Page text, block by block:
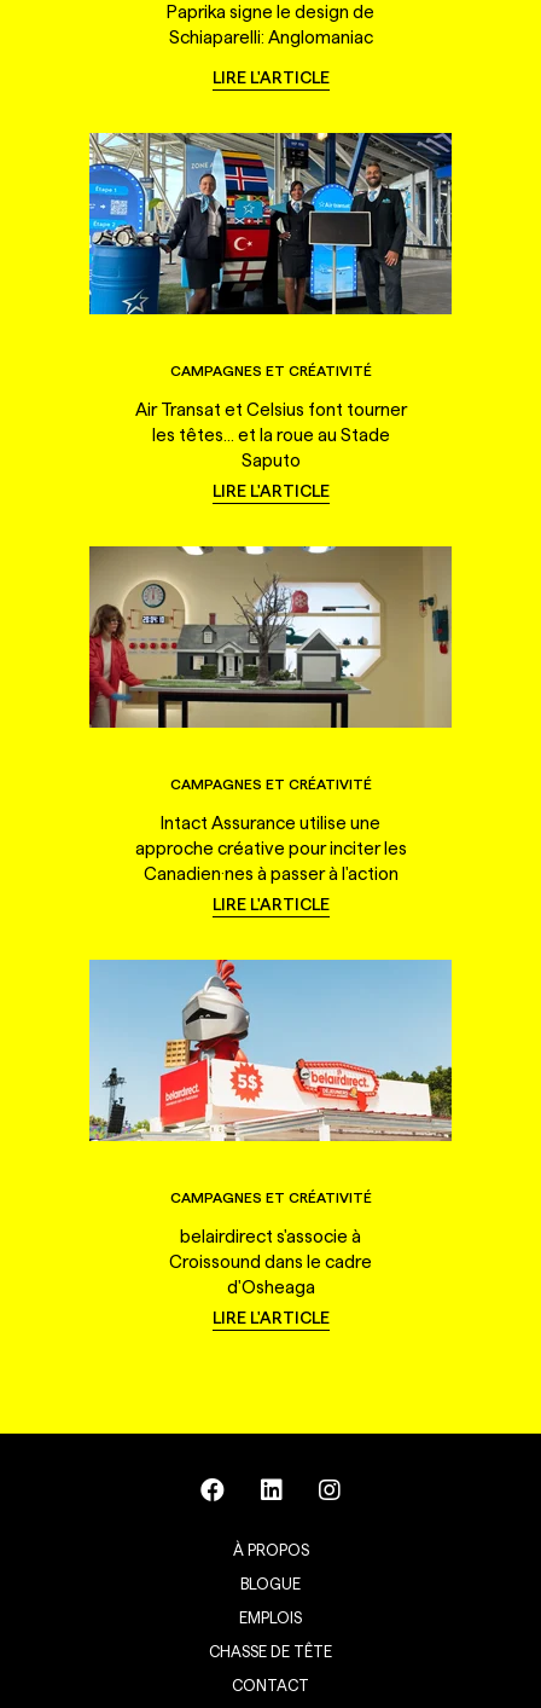
Paprika signe le design de
Schiaparelli: Anglomaniac
LIRE L'ARTICLE
CAMPAGNES ET CRÉATIVITÉ
Air Transat et Celsius font tourner
les têtes... et la roue au Stade
Saputo
LIRE L'ARTICLE
CAMPAGNES ET CRÉATIVITÉ
Intact Assurance utilise une
approche créative pour inciter les
Canadien·nes à passer à l'action
LIRE L'ARTICLE
CAMPAGNES ET CRÉATIVITÉ
belairdirect s'associe à
Croissound dans le cadre
d'Osheaga
LIRE L'ARTICLE
À PROPOS
BLOGUE
EMPLOIS
CHASSE DE TÊTE
CONTACT